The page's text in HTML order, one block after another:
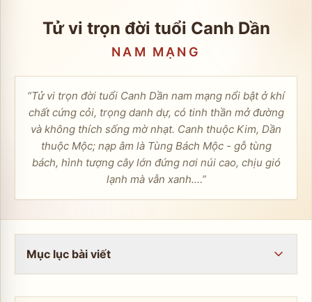
Tử vi trọn đời tuổi Canh Dần
NAM MẠNG
“Tử vi trọn đời tuổi Canh Dần nam mạng nổi bật ở khí
chất cứng cỏi, trọng danh dự, có tinh thần mở đường
và không thích sống mờ nhạt. Canh thuộc Kim, Dần
thuộc Mộc; nạp âm là Tùng Bách Mộc - gỗ tùng
bách, hình tượng cây lớn đứng nơi núi cao, chịu gió
lạnh mà vẫn xanh.…”
Mục lục bài viết